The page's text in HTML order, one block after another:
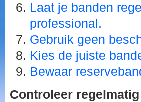
Laat je banden
professional.
Gebruik geen
Kies de juiste
Bewaar
Controleer